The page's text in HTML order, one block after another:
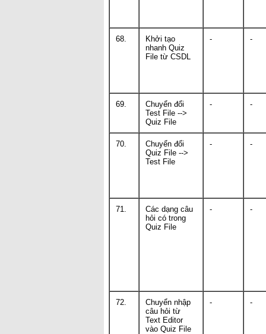
68.
Khởi tạo
nhanh Quiz
File từ CSDL
- -
69.
Chuyển đổi
Test File -->
Quiz File
- -
70.
Chuyển đổi
Quiz File -->
Test File
- -
71.
Các dạng câu
hỏi có trong
Quiz File
- -
72.
Chuyển nhập
câu hỏi từ
Text Editor
vào Quiz File
- -